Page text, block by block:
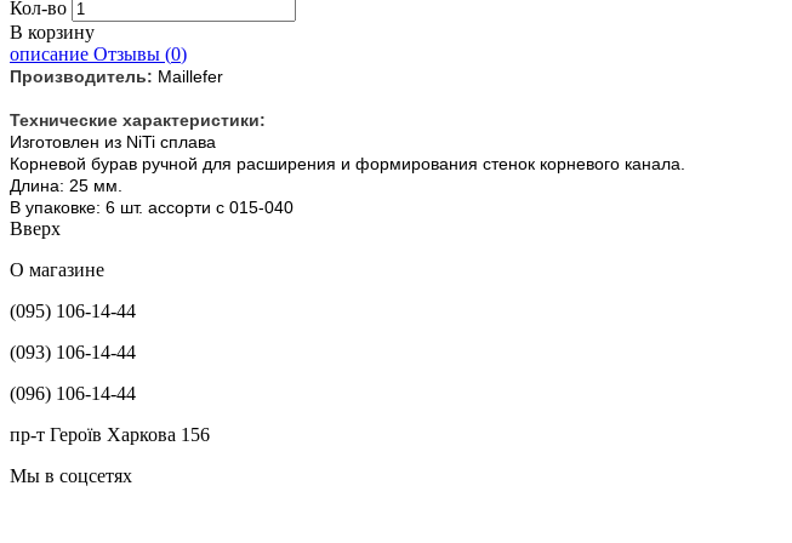
Кол-во
В корзину
описание Отзывы (0)
Производитель: Maillefer
Технические характеристики:
Изготовлен из NiTi сплава
Корневой бурав ручной для расширения и формирования стенок корневого канала.
Длина: 25 мм.
В упаковке: 6 шт. ассорти с 015-040
Вверх
О магазине
(095) 106-14-44
(093) 106-14-44
(096) 106-14-44
пр-т Героїв Харкова 156
Мы в соцсетях